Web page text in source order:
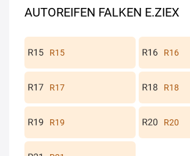
AUTOREIFEN FALKEN E.ZIEX
R15 R16
R17 R18
R19 R20